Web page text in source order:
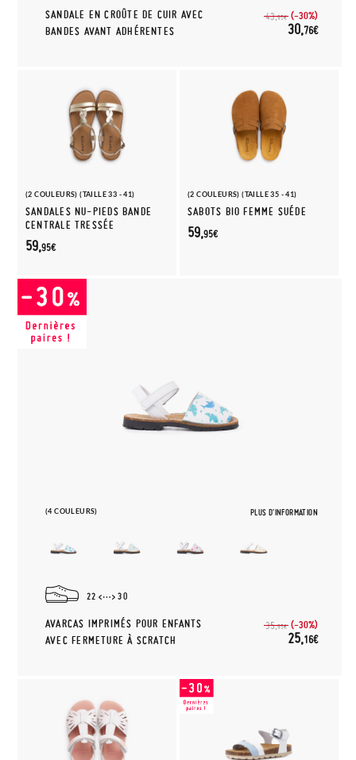
SANDALE EN CROÛTE DE CUIR AVEC
BANDES AVANT ADHÉRENTES
43,95€ (-30%)
30,76€
(2 COULEURS) (TAILLE 33 - 41)
SANDALES NU-PIEDS BANDE
CENTRALE TRESSÉE
59,95€
(2 COULEURS) (TAILLE 35 - 41)
SABOTS BIO FEMME SUÉDE
59,95€
(4 COULEURS) PLUS D'INFORMATION
22 30
AVARCAS IMPRIMÉS POUR ENFANTS
AVEC FERMETURE À SCRATCH
35,95€ (-30%)
25,16€